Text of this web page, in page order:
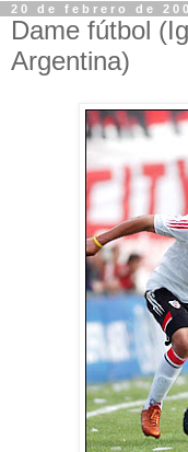
20 de febrero de
Dame fútbol
Argentina)